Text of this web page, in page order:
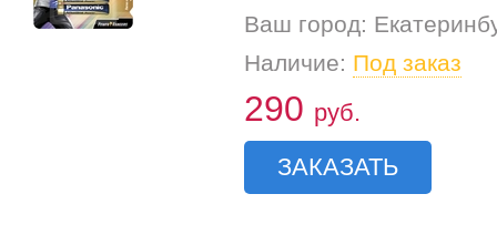
Ваш город:
Наличие: Под заказ
290 руб.
ЗАКАЗАТЬ